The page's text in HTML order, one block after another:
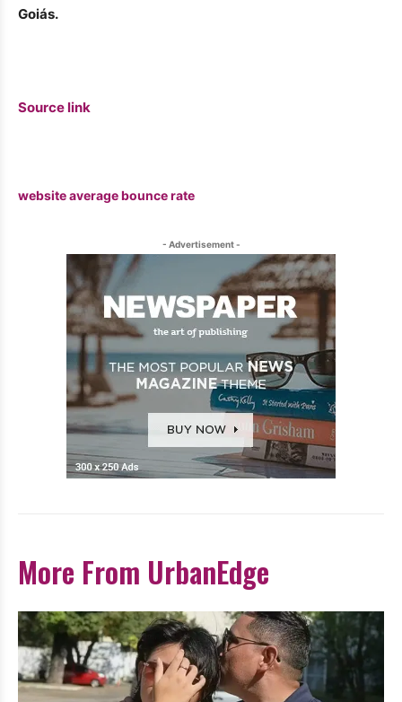
Goiás.
Source link
website average bounce rate
- Advertisement -
More From UrbanEdge